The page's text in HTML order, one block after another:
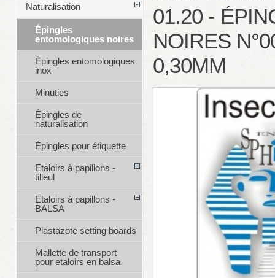
01.20 -
NOIRES
0,30MM
Naturalisation
Épingles
entomologiques noires
Épingles entomologiques
inox
Minuties
Épingles de
naturalisation
Épingles pour étiquette
Etaloirs à papillons -
tilleul
Etaloirs à papillons -
BALSA
Plastazote setting boards
Mallette de transport
pour etaloirs en balsa